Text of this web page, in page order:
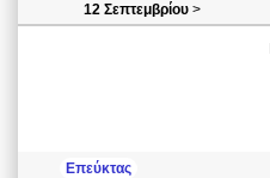
12 Σεπτεμβρίου >
Επεύκτας